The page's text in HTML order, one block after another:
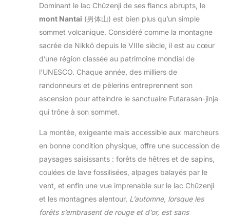
Dominant le lac Chūzenji de ses flancs abrupts, le
mont Nantai (男体山) est bien plus qu’un simple
sommet volcanique. Considéré comme la montagne
sacrée de Nikkō depuis le VIIIe siècle, il est au cœur
d’une région classée au patrimoine mondial de
l’UNESCO. Chaque année, des milliers de
randonneurs et de pèlerins entreprennent son
ascension pour atteindre le sanctuaire Futarasan-jinja
qui trône à son sommet.
La montée, exigeante mais accessible aux marcheurs
en bonne condition physique, offre une succession de
paysages saisissants : forêts de hêtres et de sapins,
coulées de lave fossilisées, alpages balayés par le
vent, et enfin une vue imprenable sur le lac Chūzenji
et les montagnes alentour. L’automne, lorsque les
forêts s’embrasent de rouge et d’or, est sans